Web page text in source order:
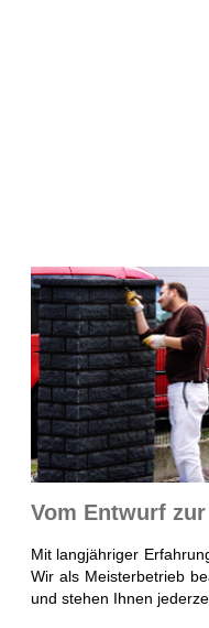
Vom Entwurf
Mit langjähriger
Wir als Meisterbetrieb
und stehen Ihnen